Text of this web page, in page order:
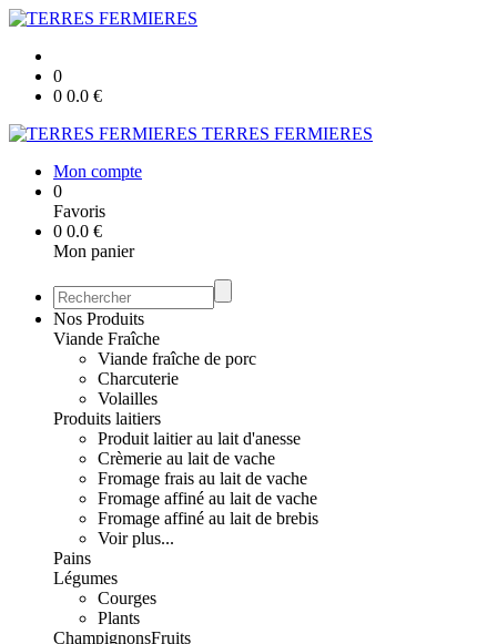
0
0 0.0 €
TERRES FERMIERES
Mon compte
0
Favoris
0 0.0 €
Mon panier
Nos Produits
Viande Fraîche
Viande fraîche de porc
Charcuterie
Volailles
Produits laitiers
Produit laitier au lait d'anesse
Crèmerie au lait de vache
Fromage frais au lait de vache
Fromage affiné au lait de vache
Fromage affiné au lait de brebis
Voir plus...
Pains
Légumes
Courges
Plants
ChampignonsFruits